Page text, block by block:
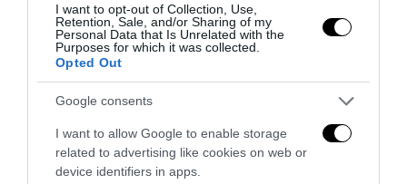
I want to opt-out of Collection, Use,
Retention, Sale, and/or Sharing of my
Personal Data that Is Unrelated with the
Purposes for which it was collected.
Opted Out
Google consents
I want to allow Google to enable storage
related to advertising like cookies on web or
device identifiers in apps.
Spin Time, l’antifascismo commensale della Roma
«open to the future»
7 Agosto 2026